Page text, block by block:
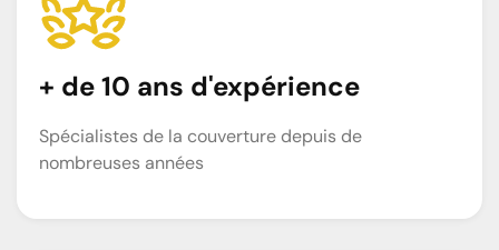
+ de 10 ans d'expérience
Spécialistes de la couverture depuis de
nombreuses années